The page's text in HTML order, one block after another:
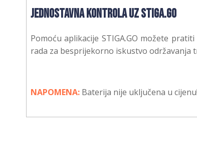
Jednostavnakontrolauz STIGA.GO
Pomoću aplikacije STIGA.GO možete
rada za besprijekorno iskustvo održavanja
NAPOMENA: Baterija nije uključena u cijenu!